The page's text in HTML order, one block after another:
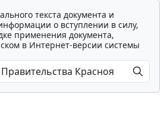
текста документа и
о вступлении в силу,
применения документа,
в Интернет-версии системы